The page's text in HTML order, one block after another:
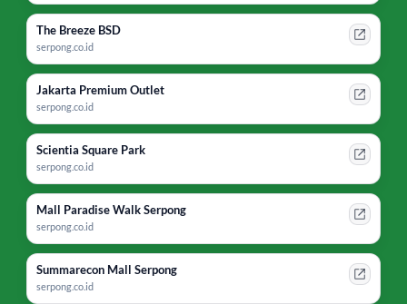
The Breeze BSD
serpong.co.id
Jakarta Premium Outlet
serpong.co.id
Scientia Square Park
serpong.co.id
Mall Paradise Walk Serpong
serpong.co.id
Summarecon Mall Serpong
serpong.co.id